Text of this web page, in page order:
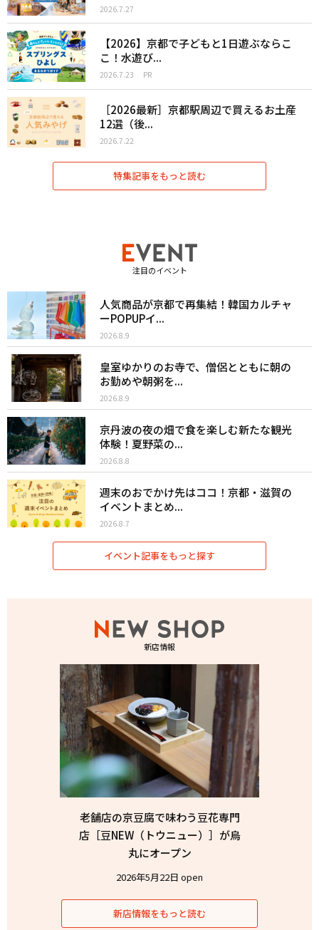
2026.7.27
【2026】京都で子どもと1日遊ぶならこ
こ！水遊び...
2026.7.23 PR
［2026最新］京都駅周辺で買えるお土産
12選（後...
2026.7.22
特集記事をもっと読む
注目のイベント
人気商品が京都で再集結！韓国カルチャ
ーPOPUPイ...
2026.8.9
皇室ゆかりのお寺で、僧侶とともに朝の
お勤めや朝粥を...
2026.8.9
京丹波の夜の畑で食を楽しむ新たな観光
体験！夏野菜の...
2026.8.8
週末のおでかけ先はココ！京都・滋賀の
イベントまとめ...
2026.8.7
イベント記事をもっと探す
新店情報
老舗店の京豆腐で味わう豆花専門
店［豆NEW（トウニュー）］が烏
丸にオープン
2026年5月22日 open
新店情報をもっと読む